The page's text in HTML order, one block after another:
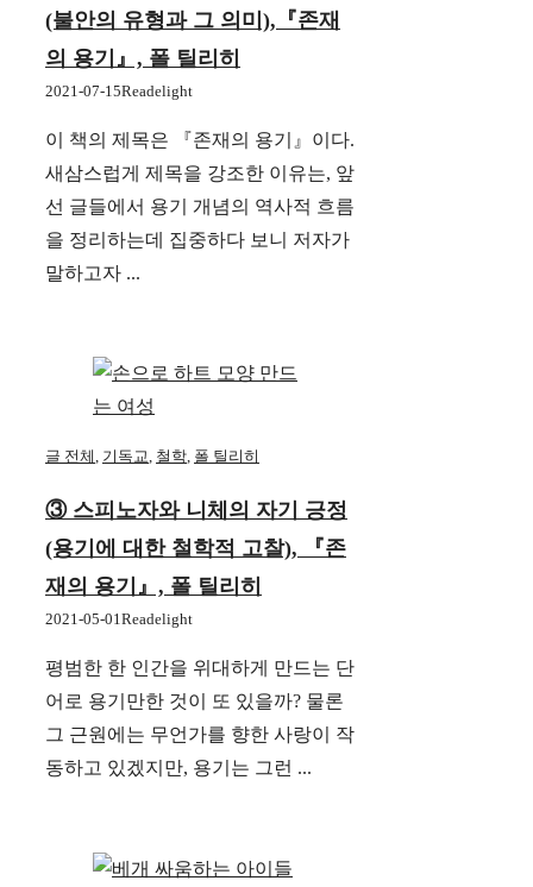
(불안의 유형과 그 의미),『존재
의 용기』, 폴 틸리히
2021-07-15Readelight
이 책의 제목은 『존재의 용기』이다.
새삼스럽게 제목을 강조한 이유는, 앞
선 글들에서 용기 개념의 역사적 흐름
을 정리하는데 집중하다 보니 저자가
말하고자 ...
글 전체 기독교 철학 폴 틸리히
③ 스피노자와 니체의 자기 긍정
(용기에 대한 철학적 고찰), 『존
재의 용기』, 폴 틸리히
2021-05-01 Readelight
평범한 한 인간을 위대하게 만드는 단
어로 용기만한 것이 또 있을까? 물론
그 근원에는 무언가를 향한 사랑이 작
동하고 있겠지만, 용기는 그런 ...